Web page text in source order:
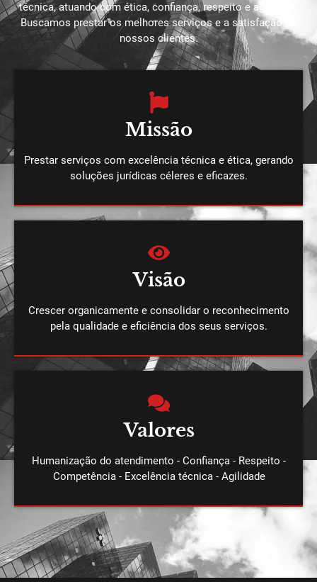
técnica, atuando com ética, confiança, respeito e agilidade.
Buscamos prestar os melhores serviços e a satisfação de
nossos clientes.
Missão
Prestar serviços com excelência técnica e ética, gerando
soluções jurídicas céleres e eficazes.
Visão
Crescer organicamente e consolidar o reconhecimento
pela qualidade e eficiência dos seus serviços.
Valores
Humanização do atendimento - Confiança - Respeito -
Competência - Excelência técnica - Agilidade